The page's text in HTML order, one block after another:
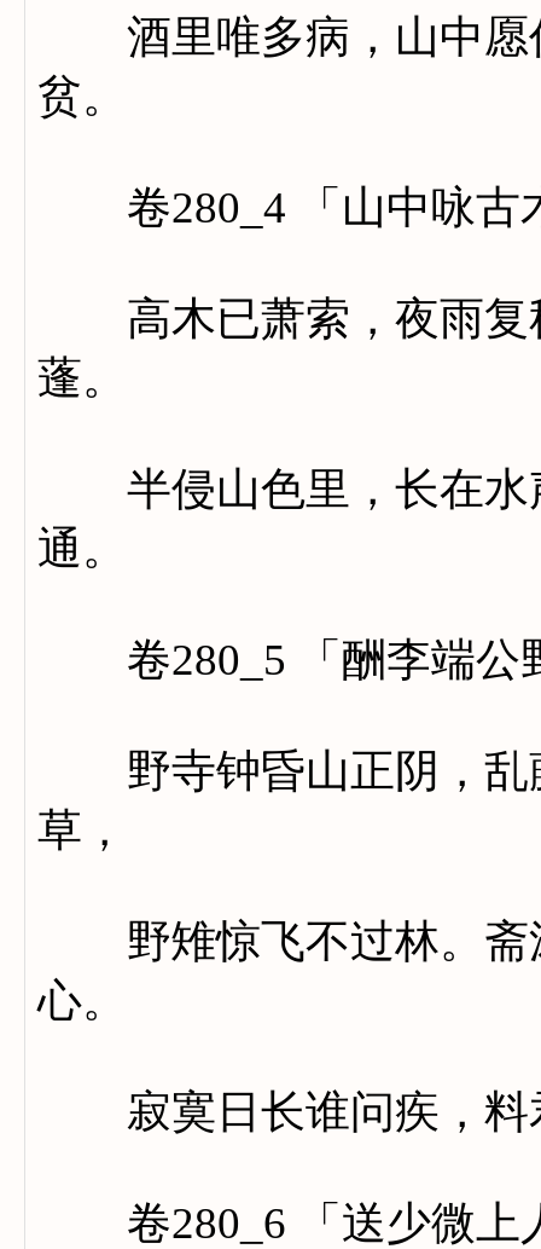
酒里唯多病，山中愿
贫。
卷280_4 「山中咏古
高木已萧索，夜雨复
蓬。
半侵山色里，长在水
通。
卷280_5 「酬李端公
野寺钟昏山正阴，乱
草，
野雉惊飞不过林。斋
心。
寂寞日长谁问疾，料
卷280_6 「送少微上